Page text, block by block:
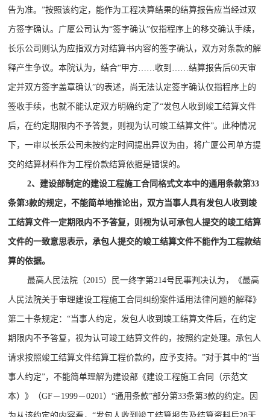
告为准。”按照该约定，能作为工程决算结果的结算报告应当经过双
方签字确认。广厦公司认为“签字确认”仅指程序上的移交确认手续，
长乐公司则认为应指双方对结算书内容的签字确认，双方对条款的解
释产生争议。本院认为，结合“甲方……收到……结算报告后60天审
定并双方签字盖章确认”的表述，尚无法认定签字确认仅指程序上的
签收手续，也就不能认定双方明确约定了“发包人收到竣工结算文件
后，在约定期限内不予答复，则视为认可竣工结算文件”。此种情况
下，一审以长乐公司未按约定时间提出异议为由，将广厦公司单方提
交的结算材料作为工程价款结算依据是错误的。
2、建设部制定的建设工程施工合同格式文本中的通用条款第33
条第3款的规定，不能简单地推论出，双方当事人具有发包人收到竣
工结算文件一定期限内不予答复，则视为认可承包人提交的竣工结算
文件的一致意思表示，承包人提交的竣工结算文件不能作为工程款结
算的依据。
最高人民法院（2015）民一终字第214号民事判决认为，《最高
人民法院关于审理建设工程施工合同纠纷案件适用法律问题的解释》
第二十条规定：“当事人约定，发包人收到竣工结算文件后，在约定
期限内不予答复，视为认可竣工结算文件的，按照约定处理。承包人
请求按照竣工结算文件结算工程价款的，应予支持。”对于其中的“当
事人约定”，不能简单理解为建设部《建设工程施工合同（示范文
本）》（GF－1999－0201）“通用条款”部分第33条第3款的约定。因